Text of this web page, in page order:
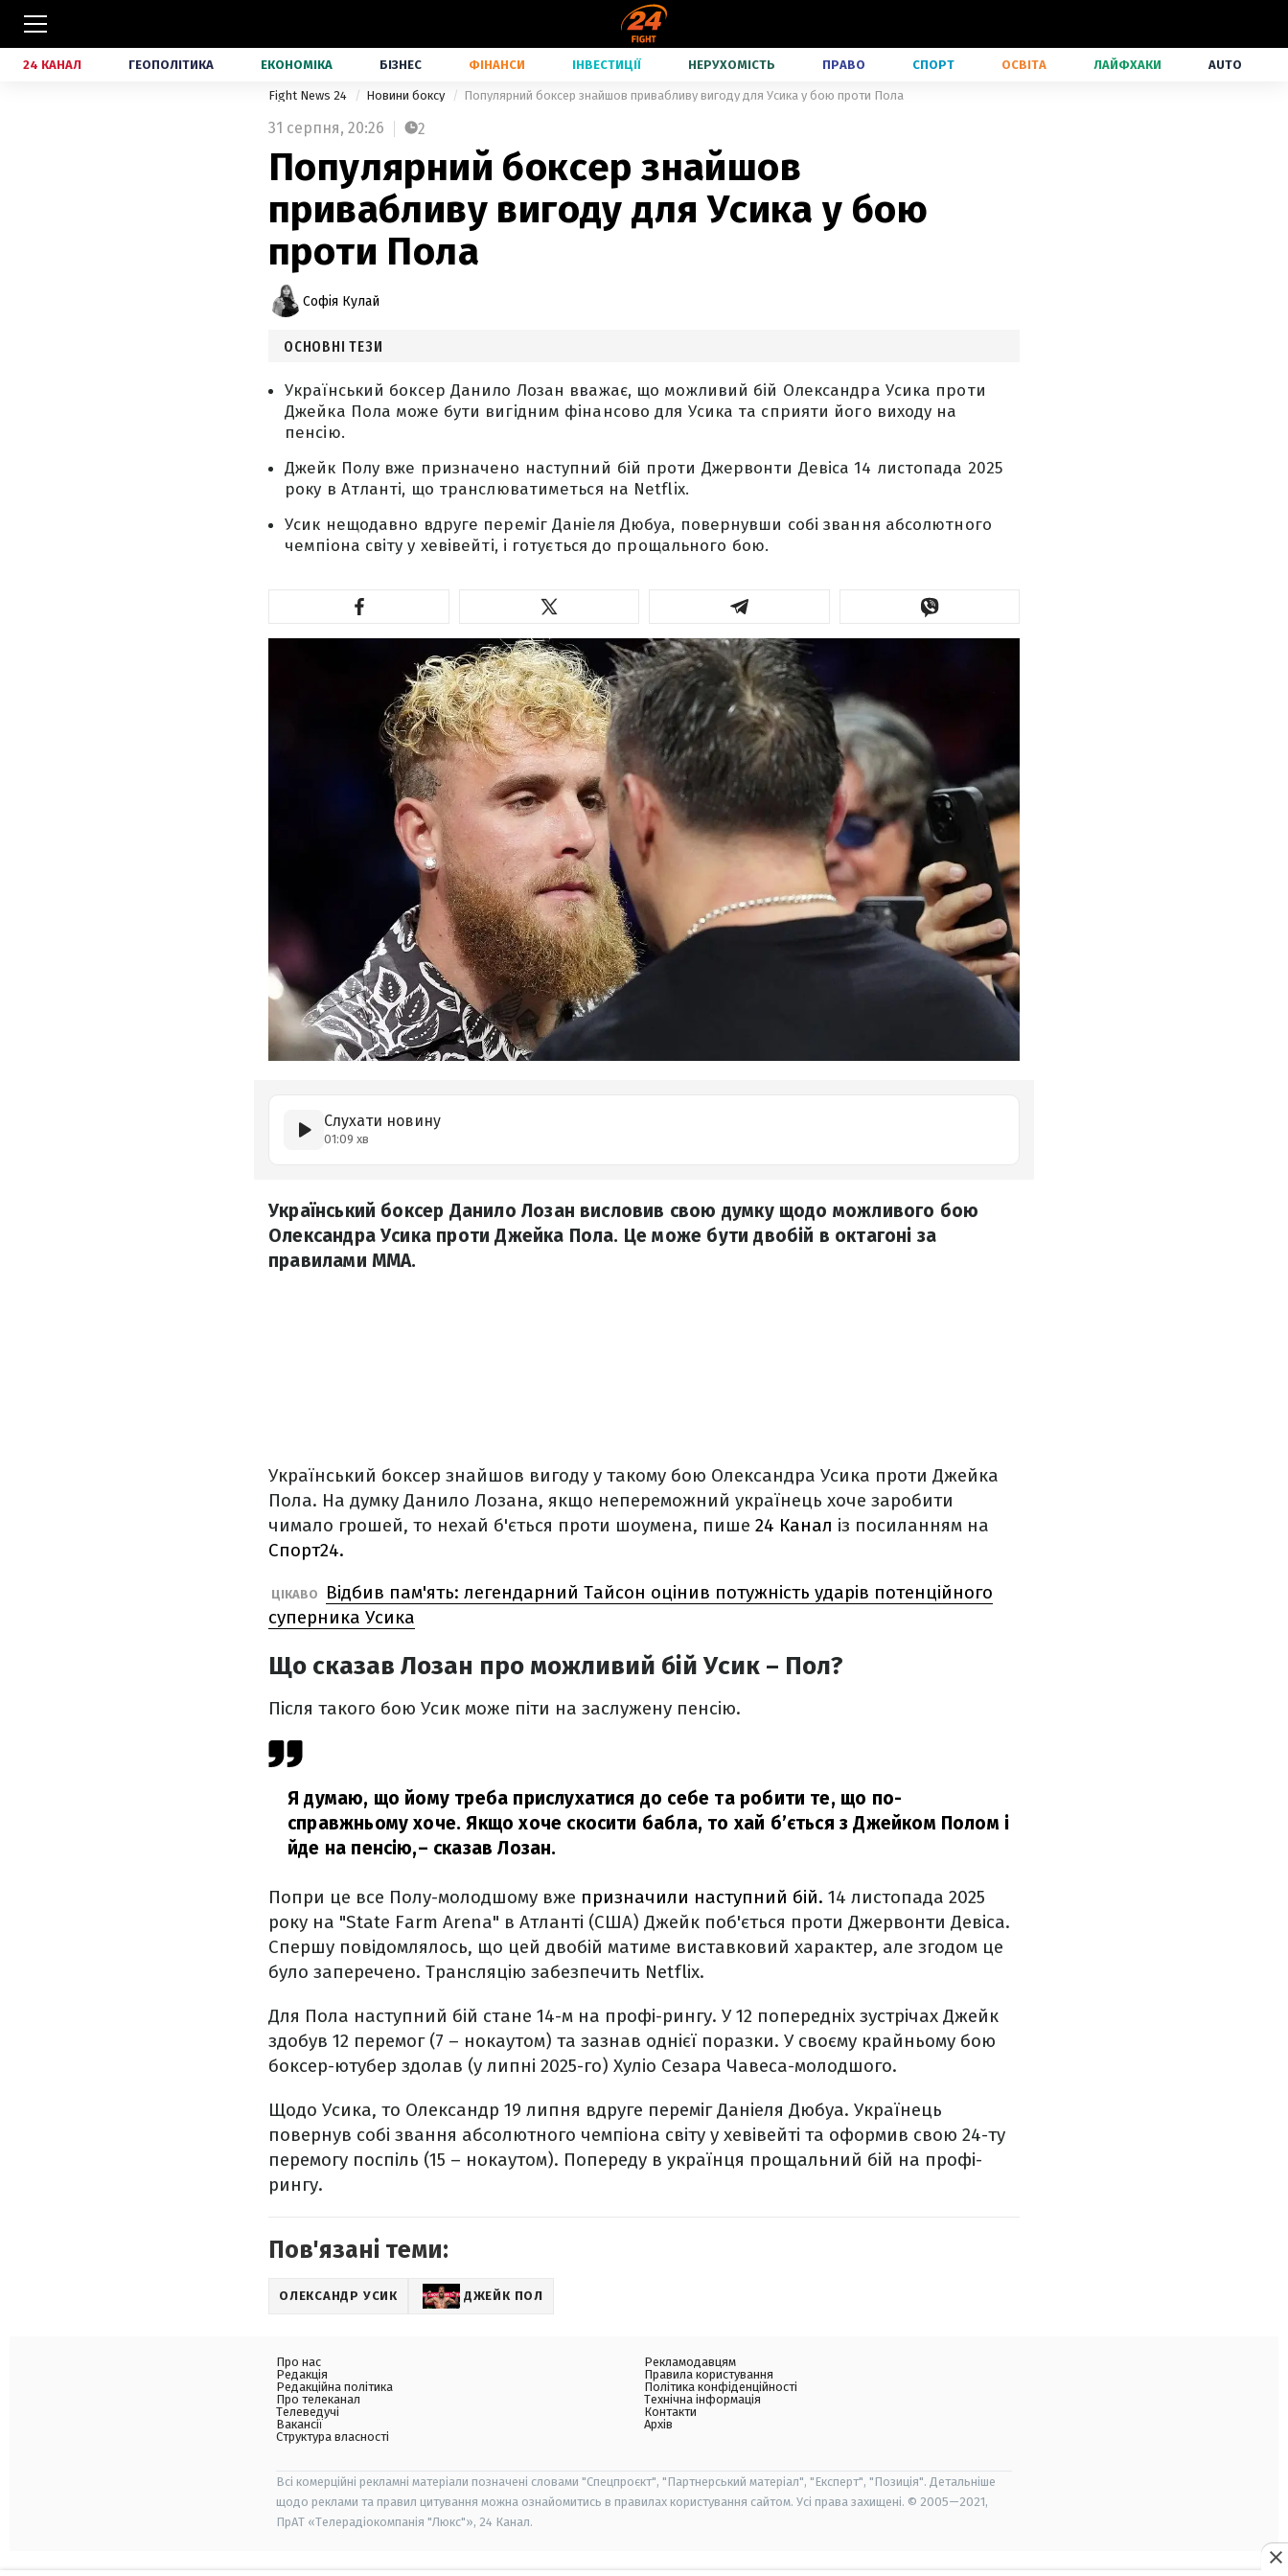
24 КАНАЛ ГЕОПОЛІТИКА ЕКОНОМІКА БІЗНЕС ФІНАНСИ ІНВЕСТИЦІЇ НЕРУХОМІСТЬ ПРАВО СПОРТ ОСВІТА ЛАЙФХАКИ AUTO
Fight News 24 Новини боксу Популярний боксер знайшов привабливу вигоду для Усика у бою проти Пола
31 серпня, 20:26 2
Популярний боксер знайшов
привабливу вигоду для Усика у бою
проти Пола
Софія Кулай
ОСНОВНІ ТЕЗИ
Український боксер Данило Лозан вважає, що можливий бій Олександра Усика проти
Джейка Пола може бути вигідним фінансово для Усика та сприяти його виходу на
пенсію.
Джейк Полу вже призначено наступний бій проти Джервонти Девіса 14 листопада 2025
року в Атланті, що транслюватиметься на Netflix.
Усик нещодавно вдруге переміг Даніеля Дюбуа, повернувши собі звання абсолютного
чемпіона світу у хевівейті, і готується до прощального бою.
Слухати новину
01:09 хв
Український боксер Данило Лозан висловив свою думку щодо можливого бою
Олександра Усика проти Джейка Пола. Це може бути двобій в октагоні за
правилами ММА.
Український боксер знайшов вигоду у такому бою Олександра Усика проти Джейка
Пола. На думку Данило Лозана, якщо непереможний українець хоче заробити
чимало грошей, то нехай б'ється проти шоумена, пише 24 Канал із посиланням на
Спорт24.
ЦІКАВО
Відбив пам'ять: легендарний Тайсон оцінив потужність ударів потенційного
суперника Усика
Що сказав Лозан про можливий бій Усик – Пол?
Після такого бою Усик може піти на заслужену пенсію.
Я думаю, що йому треба прислухатися до себе та робити те, що по-
справжньому хоче. Якщо хоче скосити бабла, то хай б’ється з Джейком Полом і
йде на пенсію,– сказав Лозан.
Попри це все Полу-молодшому вже призначили наступний бій. 14 листопада 2025
року на "State Farm Arena" в Атланті (США) Джейк поб'ється проти Джервонти Девіса.
Спершу повідомлялось, що цей двобій матиме виставковий характер, але згодом це
було заперечено. Трансляцію забезпечить Netflix.
Для Пола наступний бій стане 14-м на профі-рингу. У 12 попередніх зустрічах Джейк
здобув 12 перемог (7 – нокаутом) та зазнав однієї поразки. У своєму крайньому бою
боксер-ютубер здолав (у липні 2025-го) Хуліо Сезара Чавеса-молодшого.
Щодо Усика, то Олександр 19 липня вдруге переміг Даніеля Дюбуа. Українець
повернув собі звання абсолютного чемпіона світу у хевівейті та оформив свою 24-ту
перемогу поспіль (15 – нокаутом). Попереду в українця прощальний бій на профі-
рингу.
Пов'язані теми:
ОЛЕКСАНДР УСИК ДЖЕЙК ПОЛ
Про нас
Редакція
Редакційна політика
Про телеканал
Телеведучі
Вакансії
Структура власності
Рекламодавцям
Правила користування
Політика конфіденційності
Технічна інформація
Контакти
Архів
Всі комерційні рекламні матеріали позначені словами "Спецпроєкт", "Партнерський матеріал", "Експерт", "Позиція". Детальніше
щодо реклами та правил цитування можна ознайомитись в правилах користування сайтом. Усі права захищені. © 2005—2021,
ПрАТ «Телерадіокомпанія "Люкс"», 24 Канал.